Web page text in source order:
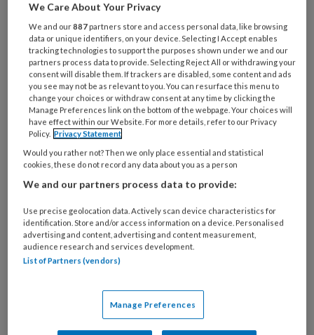
(Foto: Voetenwerk)
‘Sandalen en slippers zijn leuk, maar ze geven
de voet ook een stuk minder steun dan pakweg
een goede sneaker,’ zo vertelt in de Belgische
krantNieuwsbladpodoloog (podotherapeut
zouden wij zeggen)Jorden Stroobants
kan zorgen voor blessures of overbelasting. Je
kunt problemen grotendeels vermijden door
enkele simpele oefeningen.’ Daarvoor geeft hij
twee tips.
Twee oefeningen
Met een tennisbal kun je de pezen onder de
We Care About Your Privacy
We and our887 partners store and access personal data, like browsing
data or unique identifiers, on your device. Selecting I Accept enables
tracking technologies to support the purposes shown under we and our
partners process data to provide. Selecting Reject All or withdrawing your
consent will disable them. If trackers are disabled, some content and ads
you see may not be as relevant to you. You can resurface this menu to
change your choices or withdraw consent at any time by clicking the
Manage Preferences link on the bottom of the webpage. Your choices will
have effect within our Website. For more details, refer to our Privacy
Policy. Privacy Statement
Would you rather not? Then we only place essential and statistical
cookies, these do not record any data about you as a person
We and our partners process data to provide:
Use precise geolocation data. Actively scan device characteristics for
identification. Store and/or access information on a device. Personalised
advertising and content, advertising and content measurement,
audience research and services development.
List of Partners (vendors)
Manage Preferences